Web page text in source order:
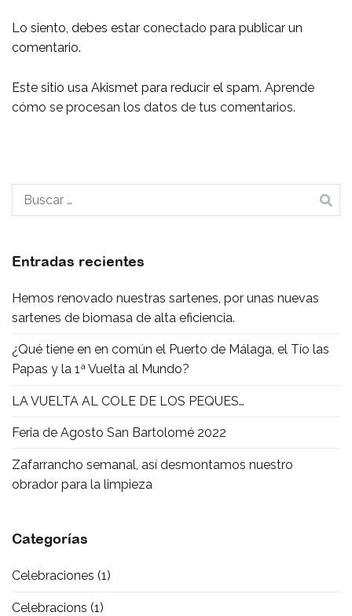
Lo siento, debes estar conectado para publicar un
comentario.
Este sitio usa Akismet para reducir el spam. Aprende
cómo se procesan los datos de tus comentarios.
Buscar:
Entradas recientes
Hemos renovado nuestras sartenes, por unas nuevas
sartenes de biomasa de alta eficiencia.
¿Qué tiene en en común el Puerto de Málaga, el Tío las
Papas y la 1ª Vuelta al Mundo?
LA VUELTA AL COLE DE LOS PEQUES…
Feria de Agosto San Bartolomé 2022
Zafarrancho semanal, así desmontamos nuestro
obrador para la limpieza
Categorías
Celebraciones (1)
Celebracions (1)